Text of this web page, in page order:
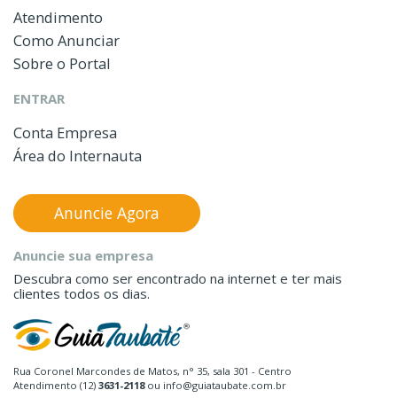
Atendimento
Como Anunciar
Sobre o Portal
ENTRAR
Conta Empresa
Área do Internauta
Rua Coronel Marcondes de Matos, n° 35, sala 301 - Centro
Atendimento (12) 3631-2118ou info@guiataubate.com.br
Anuncie sua empresa
Descubra como ser encontrado na internet e ter mais
clientes todos os dias.
Anuncie Agora